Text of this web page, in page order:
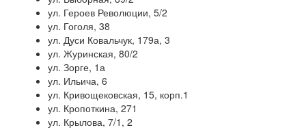
ул. Героев Революции, 5/2
ул. Гоголя, 38
ул. Дуси Ковальчук, 179а, 3
ул. Журинская, 80/2
ул. Зорге, 1а
ул. Ильича, 6
ул. Кривощековская, 15, корп.1
ул. Кропоткина, 271
ул. Крылова, 7/1, 2